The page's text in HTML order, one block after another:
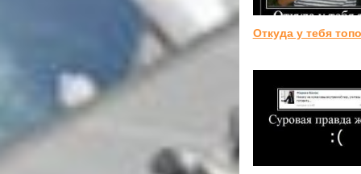
Откуда у тебя